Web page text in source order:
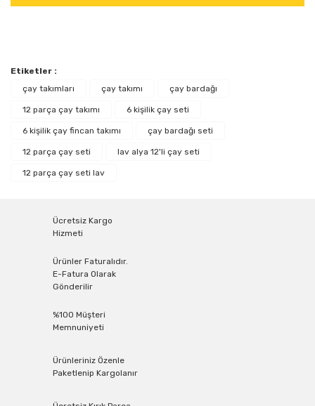
Etiketler :
çay takımları
çay takımı çay bardağı
12 parça çay takımı 6 kişilik çay seti
6 kişilik çay fincan takımı çay bardağı seti
12 parça çay seti lav alya 12'li çay seti
12 parça çay seti lav
Ücretsiz Kargo
Hizmeti
Ürünler Faturalıdır.
E-Fatura Olarak
Gönderilir
%100 Müşteri
Memnuniyeti
Ürünleriniz Özenle
Paketlenip Kargolanır